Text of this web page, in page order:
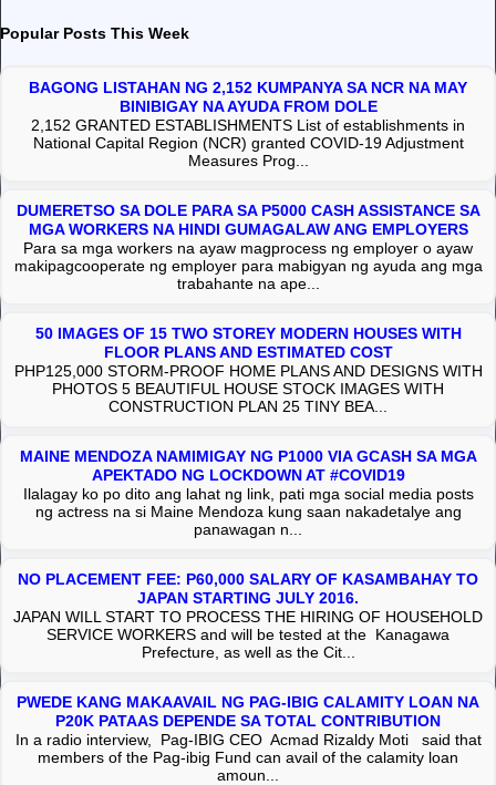
Popular Posts This Week
BAGONG LISTAHAN NG 2,152 KUMPANYA SA NCR NA MAY
BINIBIGAY NA AYUDA FROM DOLE
2,152 GRANTED ESTABLISHMENTS List of establishments in
National Capital Region (NCR) granted COVID-19 Adjustment
Measures Prog...
DUMERETSO SA DOLE PARA SA P5000 CASH ASSISTANCE SA
MGA WORKERS NA HINDI GUMAGALAW ANG EMPLOYERS
Para sa mga workers na ayaw magprocess ng employer o ayaw
makipagcooperate ng employer para mabigyan ng ayuda ang mga
trabahante na ape...
50 IMAGES OF 15 TWO STOREY MODERN HOUSES WITH
FLOOR PLANS AND ESTIMATED COST
PHP125,000 STORM-PROOF HOME PLANS AND DESIGNS WITH
PHOTOS 5 BEAUTIFUL HOUSE STOCK IMAGES WITH
CONSTRUCTION PLAN 25 TINY BEA...
MAINE MENDOZA NAMIMIGAY NG P1000 VIA GCASH SA MGA
APEKTADO NG LOCKDOWN AT #COVID19
Ilalagay ko po dito ang lahat ng link, pati mga social media posts
ng actress na si Maine Mendoza kung saan nakadetalye ang
panawagan n...
NO PLACEMENT FEE: P60,000 SALARY OF KASAMBAHAY TO
JAPAN STARTING JULY 2016.
JAPAN WILL START TO PROCESS THE HIRING OF HOUSEHOLD
SERVICE WORKERS and will be tested at the Kanagawa
Prefecture, as well as the Cit...
PWEDE KANG MAKAAVAIL NG PAG-IBIG CALAMITY LOAN NA
P20K PATAAS DEPENDE SA TOTAL CONTRIBUTION
In a radio interview, Pag-IBIG CEO Acmad Rizaldy Moti said that
members of the Pag-ibig Fund can avail of the calamity loan
amoun...